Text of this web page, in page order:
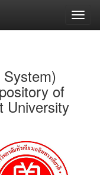
of
University